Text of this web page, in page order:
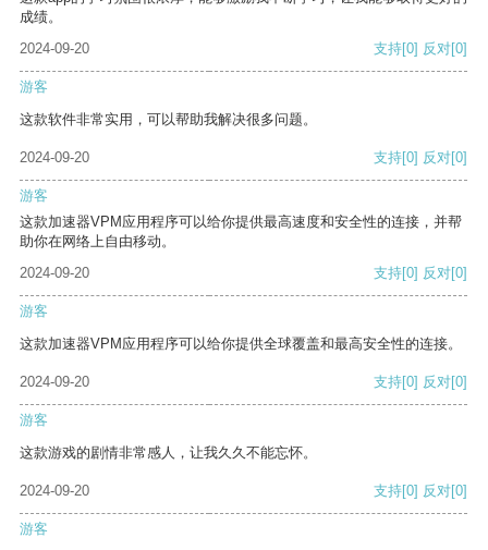
成绩。
2024-09-20
支持[0] 反对[0]
游客
这款软件非常实用，可以帮助我解决很多问题。
2024-09-20 支持[0] 反对[0]
游客
这款加速器VPM应用程序可以给你提供最高速度和安全性的连接，并帮
助你在网络上自由移动。
2024-09-20
支持[0] 反对[0]
游客
这款加速器VPM应用程序可以给你提供全球覆盖和最高安全性的连接。
2024-09-20 支持[0] 反对[0]
游客
这款游戏的剧情非常感人，让我久久不能忘怀。
2024-09-20 支持[0] 反对[0]
游客